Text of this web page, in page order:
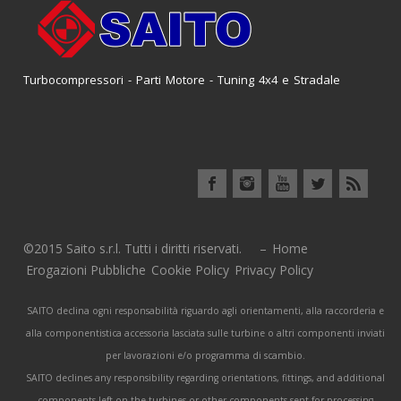
Turbocompressori - Parti Motore - Tuning 4x4 e Stradale
©2015 Saito s.r.l. Tutti i diritti riservati. – Home
Erogazioni Pubbliche Cookie Policy Privacy Policy
SAITO declina ogni responsabilità riguardo agli orientamenti, alla raccorderia e
alla componentistica accessoria lasciata sulle turbine o altri componenti inviati
per lavorazioni e/o programma di scambio.
SAITO declines any responsibility regarding orientations, fittings, and additional